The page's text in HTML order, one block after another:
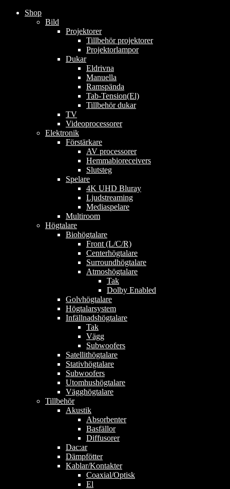
Shop
Bild
Projektorer
Tillbehör projektorer
Projektorlampor
Dukar
Eldrivna
Manuella
Ramspända
Tab-Tension(El)
Tillbehör dukar
TV
Videoprocessorer
Elektronik
Förstärkare
AV processorer
Hemmabioreceivers
Slutsteg
Spelare
4K UHD Bluray
Ljudstreaming
Mediaspelare
Multiroom
Högtalare
Biohögtalare
Front (L/C/R)
Centerhögtalare
Surroundhögtalare
Atmoshögtalare
Tak
Dolby Enabled
Golvhögtalare
Högtalarsystem
Infällnadshögtalare
Tak
Vägg
Subwoofers
Satellithögtalare
Stativhögtalare
Subwoofers
Utomhushögtalare
Vägghögtalare
Tillbehör
Akustik
Absorbenter
Basfällor
Diffusorer
Dac:ar
Dämpfötter
Kablar/Kontakter
Coaxial/Optisk
El